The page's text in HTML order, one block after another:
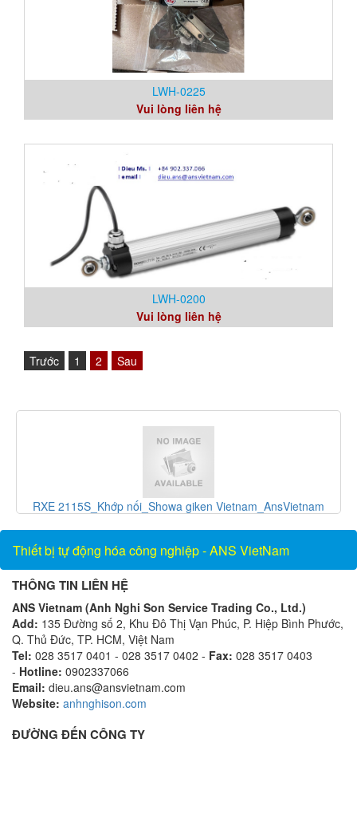
LWH-0225
Vui lòng liên hệ
LWH-0200
Vui lòng liên hệ
Trước 1 2 Sau
nối_Showa giken Vietnam_AnsVietnam F-1100-10-
Thiết bị tự động hóa công nghiệp - ANS VietNam
THÔNG TIN LIÊN HỆ
ANS Vietnam (Anh Nghi Son Service Trading Co., Ltd.)
Add: 135 Đường số 2, Khu Đô Thị Vạn Phúc, P. Hiệp Bình Phước,
Q. Thủ Đức, TP. HCM, Việt Nam
Tel: 028 3517 0401 - 028 3517 0402 - Fax: 028 3517 0403
- Hotline: 0902337066
Email: dieu.ans@ansvietnam.com
Website: anhnghison.com
ĐƯỜNG ĐẾN CÔNG TY